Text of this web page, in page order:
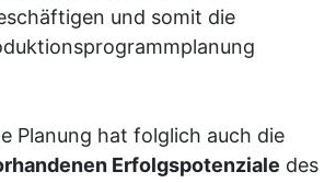
und somit die
Planung hat folglich auch die
Erfolgspotenziale des